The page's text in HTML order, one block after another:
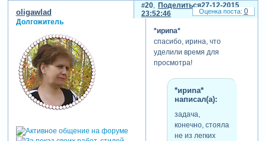
бедности, пока
смерть не
разлучит нас,
в болезни, в
здравии ты
всегда в моем
сердце
до того дня,
пока мы не
станем
старыми и
седыми
я буду беречь
Поделиться
20
27-12-2015
23:52:46
oligawlad
Долгожитель
*ириnа*
спасибо, ирина, что
уделили время для
просмотра!
*ириnа*
написал(а):
задача,
конечно, стояла
не из легких
0